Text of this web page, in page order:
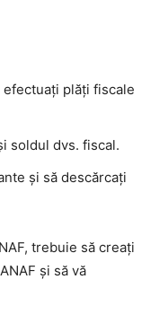
plăți fiscale
soldul dvs. fiscal.
și să descărcați
trebuie să creați
și să vă